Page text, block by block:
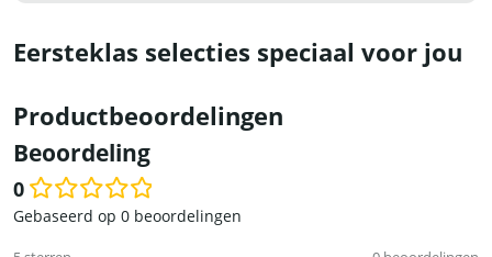
Eersteklas selecties speciaal voor jou
Productbeoordelingen
Beoordeling
0
Waardering
Gebaseerd op 0 beoordelingen